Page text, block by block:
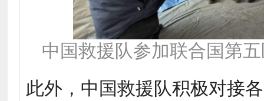
中国救援队参加联合国第
此外，中国救援队积极对接